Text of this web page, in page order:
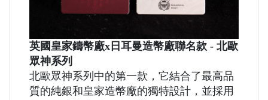
英國皇家鑄幣廠x日耳曼造幣廠聯名款 - 北歐
眾神系列
北歐眾神系列中的第一款，它結合了最高品
質的純銀和皇家造幣廠的獨特設計，並採用